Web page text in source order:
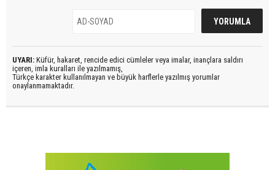
UYARI: Küfür, hakaret, rencide edici cümleler veya imalar, inançlara saldırı
içeren, imla kuralları ile yazılmamış,
Türkçe karakter kullanılmayan ve büyük harflerle yazılmış yorumlar
onaylanmamaktadır.